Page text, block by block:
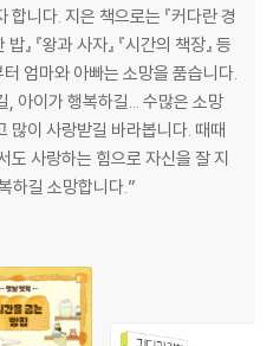
니다. 지은 책으로는 『커다란 경
』 『왕과 사자』 『시간의 책장』 등
엄마와 아빠는 소망을 품습니다.
아이가 행복하길... 수많은 소망
많이 사랑받길 바라봅니다. 때때
도 사랑하는 힘으로 자신을 잘 지
하길 소망합니다.”